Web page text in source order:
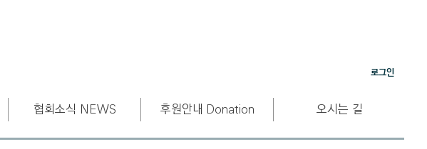
협회소식 NEWS 후원안내 Donation 오시는 길
로그인